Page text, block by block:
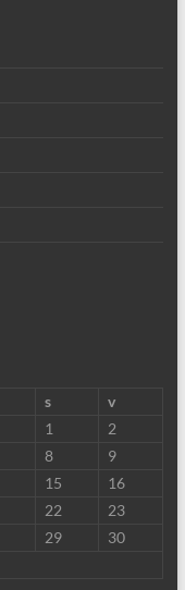
s
v
1
2
8
9
15
16
22
23
29
30